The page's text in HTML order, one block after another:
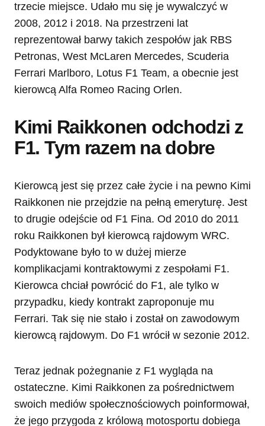
trzecie miejsce. Udało mu się je wywalczyć w
2008, 2012 i 2018. Na przestrzeni lat
reprezentował barwy takich zespołów jak RBS
Petronas, West McLaren Mercedes, Scuderia
Ferrari Marlboro, Lotus F1 Team, a obecnie jest
kierowcą Alfa Romeo Racing Orlen.
Kimi Raikkonen odchodzi z
F1. Tym razem na dobre
Kierowcą jest się przez całe życie i na pewno Kimi
Raikkonen nie przejdzie na pełną emeryturę. Jest
to drugie odejście od F1 Fina. Od 2010 do 2011
roku Raikkonen był kierowcą rajdowym WRC.
Podyktowane było to w dużej mierze
komplikacjami kontraktowymi z zespołami F1.
Kierowca chciał powrócić do F1, ale tylko w
przypadku, kiedy kontrakt zaproponuje mu
Ferrari. Tak się nie stało i został on zawodowym
kierowcą rajdowym. Do F1 wrócił w sezonie 2012.
Teraz jednak pożegnanie z F1 wygląda na
ostateczne. Kimi Raikkonen za pośrednictwem
swoich mediów społecznościowych poinformował,
że jego przygoda z królową motosportu dobiega